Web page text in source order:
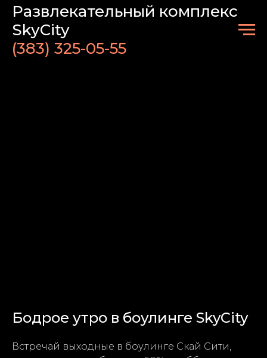
Развлекательный комплекс
SkyCity
(383) 325-05-55
Бодрое утро в боулинге SkyCity
Встречай выходные в боулинге Скай Сити,